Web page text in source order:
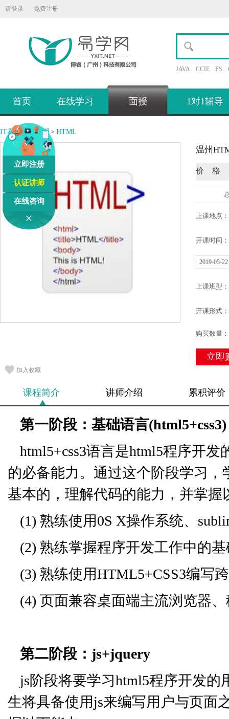
请登录 免费注册
JAVA CCIE PS
首页 在线学习 面授 1对1辅导
IT易学网>面授 > HTML
温州
价 格
上课地点：
开课时间：
2019-05-22
上课班型：
开课形式：
购买数量：
立即
加入收藏
课程简介 讲师介绍 累积评价
第一阶段：基础语言(html5+css3)
html5+css3语言是html5程序开
的必备能力。通过这个阶段学习
基本的，理解代码的能力，并掌握
(1) 熟练使用0S X操作系统、
(2) 熟练掌握程序开发工作中的
(3) 熟练使用HTML5+CSS3编写
(4) 页面兼容桌面端主流浏览器
第二阶段：js+jquery
js阶段将要学习html5程序开发
生将具备使用js来编写用户与页面
立即注册
认证讲师
在线咨询
×